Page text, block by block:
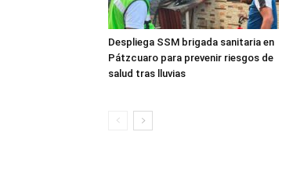
Despliega SSM brigada sanitaria en
Pátzcuaro para prevenir riesgos de
salud tras lluvias